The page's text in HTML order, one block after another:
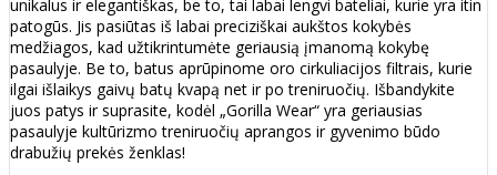
unikalus ir elegantiškas, be to, tai labai lengvi bateliai, kurie yra itin
patogūs. Jis pasiūtas iš labai preciziškai aukštos kokybės
medžiagos, kad užtikrintumėte geriausią įmanomą kokybę
pasaulyje. Be to, batus aprūpinome oro cirkuliacijos filtrais, kurie
ilgai išlaikys gaivų batų kvapą net ir po treniruočių. Išbandykite
juos patys ir suprasite, kodėl „Gorilla Wear“ yra geriausias
pasaulyje kultūrizmo treniruočių aprangos ir gyvenimo būdo
drabužių prekės ženklas!